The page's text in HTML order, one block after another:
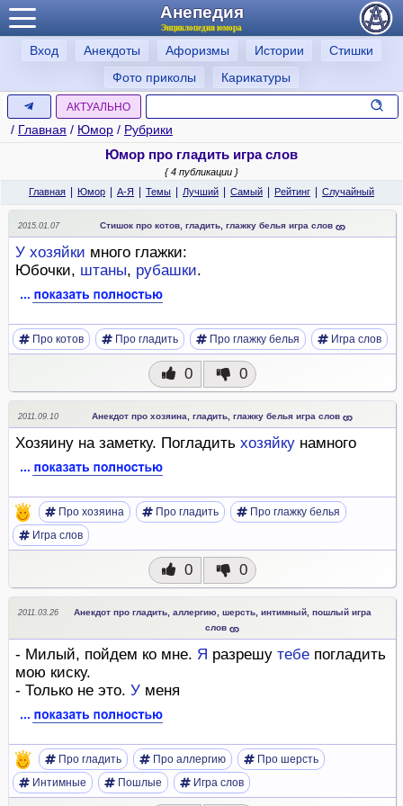
Анепедия
Энциклопедия юмора
Вход Анекдоты Афоризмы Истории
Стишки
Фото приколы
Карикатуры
АКТУАЛЬНО
/ Главная / Юмор / Рубрики
Юмор про гладить игра слов
{ 4 публикации }
Главная
Юмор А-Я Темы Лучший Самый Рейтинг Случайный
2015.01.07 Стишок про котов, гладить, глажку белья игра слов
У хозяйки много глажки:
Юбочки, штаны, рубашки.
Про котов Про гладить Про глажку белья Игра слов
0 0
2011.09.10 Анекдот про хозяина, гладить, глажку белья игра слов
Хозяину на заметку. Погладить хозяйку намного
Про хозяина Про гладить
Про глажку белья
Игра слов
0 0
2011.03.26
Анекдот про гладить, аллергию, шерсть, интимный, пошлый игра
слов
- Милый, пойдем ко мне. Я разрешу тебе погладить
мою киску.
- Только не это. У меня
Про гладить Про аллергию
Про шерсть
Интимные
Пошлые Игра слов